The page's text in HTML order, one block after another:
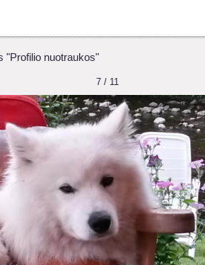
"Profilio nuotraukos"
7 / 11